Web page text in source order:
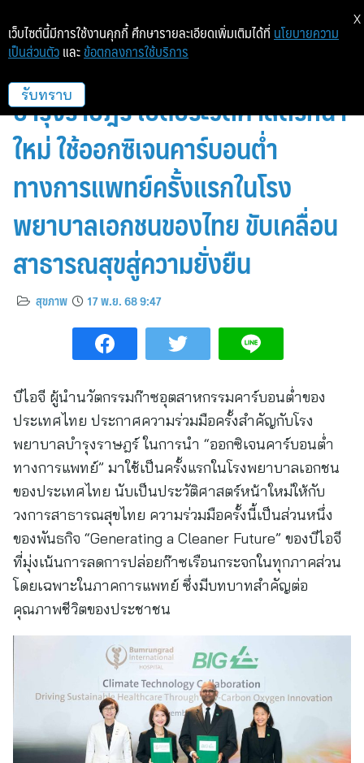
บีไอจีจับมือโรงพยาบาล
บำรุงราษฎร์ เปิดประวัติศาสตร์หน้า
ใหม่ ใช้ออกซิเจนคาร์บอนต่ำ
ทางการแพทย์ครั้งแรกในโรง
พยาบาลเอกชนของไทย ขับเคลื่อน
สาธารณสุขสู่ความยั่งยืน
สุขภาพ 17 พ.ย. 68 9:47
บีไอจี ผู้นำนวัตกรรมก๊าซอุตสาหกรรมคาร์บอนต่ำของ
ประเทศไทย ประกาศความร่วมมือครั้งสำคัญกับโรง
พยาบาลบำรุงราษฎร์ ในการนำ “ออกซิเจนคาร์บอนต่ำ
ทางการแพทย์” มาใช้เป็นครั้งแรกในโรงพยาบาลเอกชน
ของประเทศไทย นับเป็นประวัติศาสตร์หน้าใหม่ให้กับ
วงการสาธารณสุขไทย ความร่วมมือครั้งนี้เป็นส่วนหนึ่ง
ของพันธกิจ “Generating a Cleaner Future” ของบีไอจี
ที่มุ่งเน้นการลดการปล่อยก๊าซเรือนกระจกในทุกภาคส่วน
โดยเฉพาะในภาคการแพทย์ ซึ่งมีบทบาทสำคัญต่อ
คุณภาพชีวิตของประชาชน
เว็บไซต์นี้มีการใช้งานคุกกี้ ศึกษารายละเอียดเพิ่มเติมได้ที่ นโยบายความ
เป็นส่วนตัว และ ข้อตกลงการใช้บริการ
รับทราบ
X